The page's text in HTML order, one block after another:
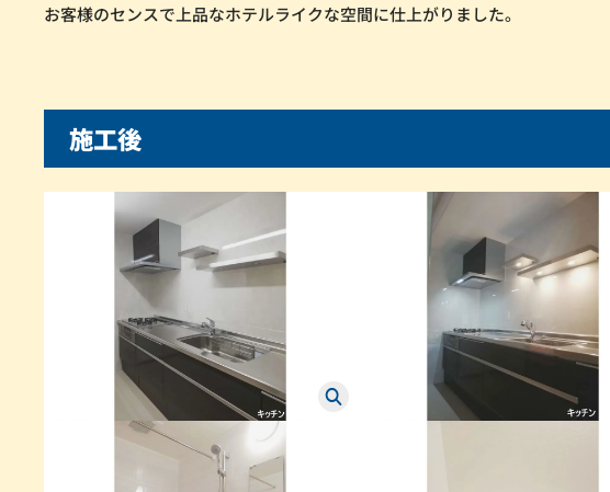
お客様のセンスで上品なホテルライクな空間に仕上がりました。
施工後